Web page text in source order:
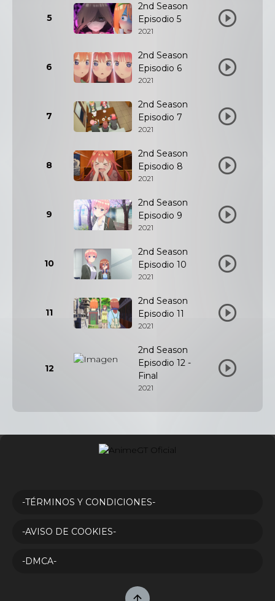
5
2nd Season
Episodio 5
2021
6
2nd Season
Episodio 6
2021
7
2nd Season
Episodio 7
2021
8
2nd Season
Episodio 8
2021
9
2nd Season
Episodio 9
2021
10
2nd Season
Episodio 10
2021
11
2nd Season
Episodio 11
2021
12
2nd Season
Episodio 12 -
Final
2021
-TÉRMINOS Y CONDICIONES-
-AVISO DE COOKIES-
-DMCA-